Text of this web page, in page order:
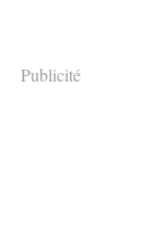
Publicité